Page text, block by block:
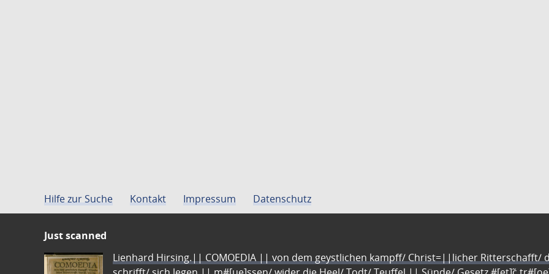
Hilfe zur Suche Kontakt Impressum Datenschutz
Just scanned
Lienhard Hirsing.|| COMOEDIA || von dem geystlichen kampff/ Christ=||licher Ritterschafft/